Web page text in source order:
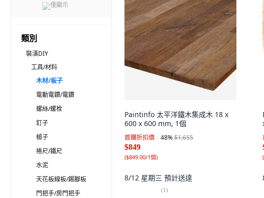
僅顯示
類別
裝潢DIY
工具/材料
木材/板子
電動電鑽/電鑽
螺絲/螺栓
釘子
槌子
捲尺/鐵尺
水泥
天花板線板/踢腳板
門把手/房門把手
Paintinfo 太平洋鐵木集成木 18 x
600 x 600 mm, 1個
首購折扣價 48%$1,655
$849
($849.00/1個)
8/12 星期三 預計送達
(1)
(